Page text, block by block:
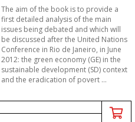
The aim of the book is to provide a
first detailed analysis of the main
issues being debated and which will
be discussed after the United Nations
Conference in Rio de Janeiro, in June
2012: the green economy (GE) in the
sustainable development (SD) context
and the eradication of povert ...